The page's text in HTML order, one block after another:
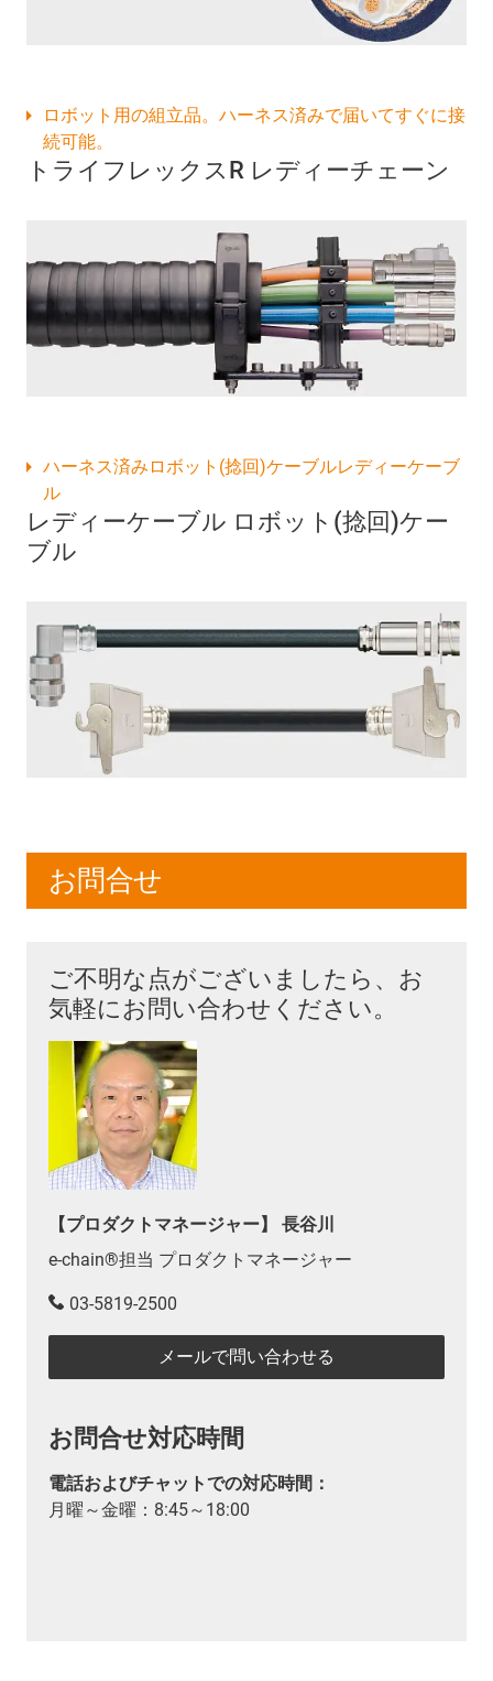
トライフレックスR レディーチェーン
ロボット用の組立品。ハーネス済みで届いてすぐに接
続可能。
レディーケーブル ロボット(捻回)ケー
ブル
ハーネス済みロボット(捻回)ケーブルレディーケーブ
ル
お問合せ
ご不明な点がございましたら、お
気軽にお問い合わせください。
【プロダクトマネージャー】 長谷川
e-chain®担当 プロダクトマネージャー
03-5819-2500
メールで問い合わせる
お問合せ対応時間
電話およびチャットでの対応時間：
月曜～金曜：8:45～18:00